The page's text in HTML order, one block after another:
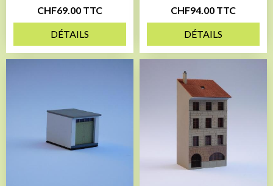
CHF69.00 TTC
DÉTAILS
CHF94.00 TTC
DÉTAILS